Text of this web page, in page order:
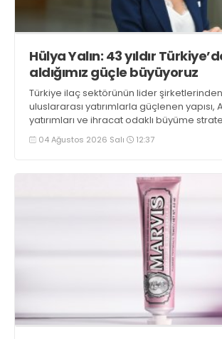
Hülya Yalın: 43 yıldır
aldığımız güçle büyüyoruz
Türkiye ilaç sektörünün lider
uluslararası yatırımlarla güçlenen yapısı,
yatırımları ve ihracat odaklı büyüme
ilaç pazarındaki yükselişine ivme
2035 vizyonu doğrultusunda etki alanını 2
bağımlılığını azaltmayı hedefliyor
04 Ağustos 2026 Salı 12:37